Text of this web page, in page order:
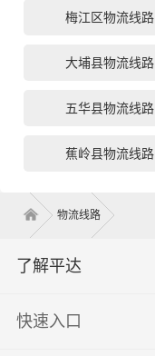
梅江区物流线路
大埔县物流线路
五华县物流线路
蕉岭县物流线路
物流线路
了解平达
快速入口